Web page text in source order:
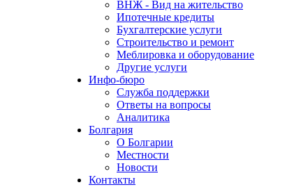
ВНЖ - Вид на жительство
Ипотечные кредиты
Бухгалтерские услуги
Строительство и ремонт
Меблировка и оборудование
Другие услуги
Инфо-бюро
Служба поддержки
Ответы на вопросы
Аналитика
Болгария
О Болгарии
Местности
Новости
Контакты